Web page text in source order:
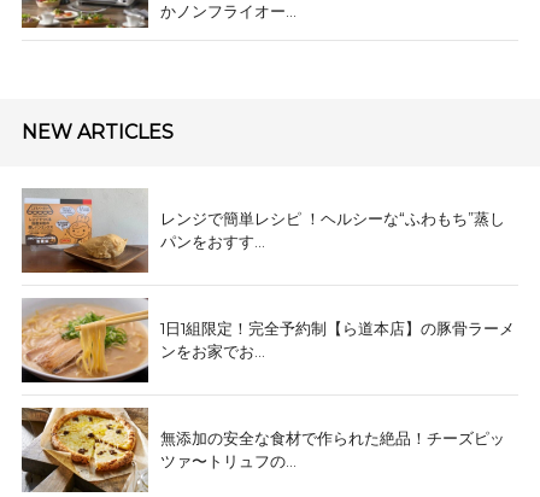
かノンフライオー...
NEW ARTICLES
レンジで簡単レシピ ！ヘルシーな“ふわもち”蒸し
パンをおすす...
1日1組限定！完全予約制【ら道本店】の豚骨ラーメ
ンをお家でお...
無添加の安全な食材で作られた絶品！チーズピッ
ツァ〜トリュフの...